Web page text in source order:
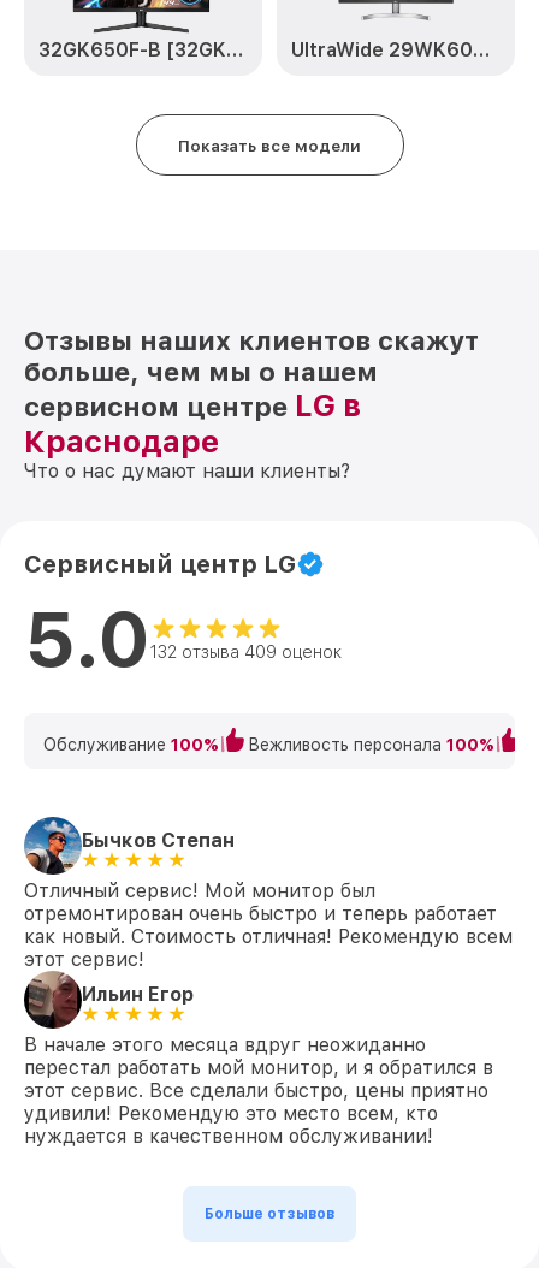
32GK650F-B [32GK650F-B.ARUZ] UltraWide 29WK600-W [29WK600-W.ARUZ]
Показать все модели
Отзывы наших клиентов скажут
больше, чем мы о нашем
сервисном центре LG в
Краснодаре
Что о нас думают наши клиенты?
Сервисный центр LG
5.0 132 отзыва 409 оценок
Обслуживание 100% Вежливость персонала 100%
Бычков Степан
Отличный сервис! Мой монитор был
отремонтирован очень быстро и теперь работает
как новый. Стоимость отличная! Рекомендую всем
этот сервис!
Ильин Егор
В начале этого месяца вдруг неожиданно
перестал работать мой монитор, и я обратился в
этот сервис. Все сделали быстро, цены приятно
удивили! Рекомендую это место всем, кто
нуждается в качественном обслуживании!
Больше отзывов